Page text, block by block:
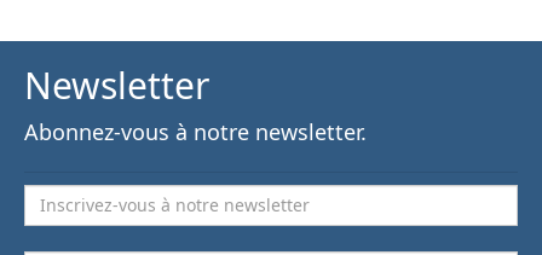
Newsletter
Abonnez-vous à notre newsletter.